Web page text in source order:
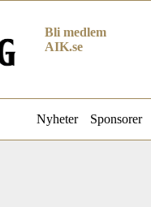
Bli medlem
AIK.se
Nyheter Sponsorer